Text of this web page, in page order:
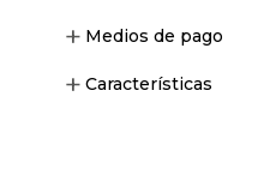
Medios de pago
Características